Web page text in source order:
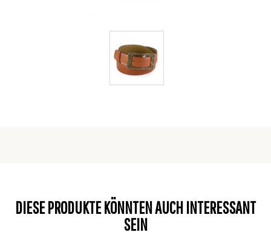
DIESE PRODUKTE KÖNNTEN AUCH INTERESSANT
SEIN